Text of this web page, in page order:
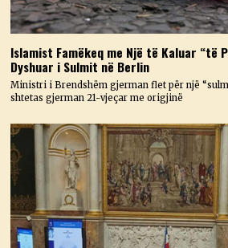
Islamist Famëkeq me Një të Kaluar “të
Dyshuar i Sulmit në Berlin
Ministri i Brendshëm gjerman flet për një
shtetas gjerman 21-vjeçar me origjinë